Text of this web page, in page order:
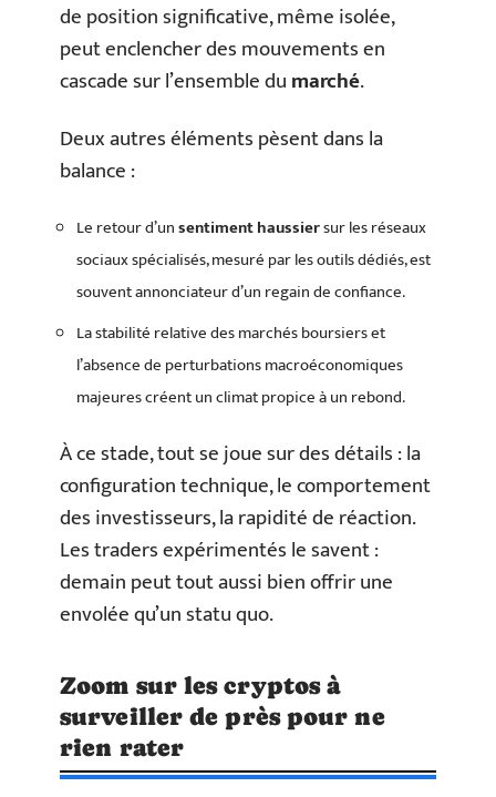
de position significative, même isolée,
peut enclencher des mouvements en
cascade sur l’ensemble dumarché.
Deux autres éléments pèsent dans la
balance :
Le retour d’unsentiment haussiersur les réseaux
sociaux spécialisés, mesuré par les outils dédiés, est
souvent annonciateur d’un regain de confiance.
La stabilité relative des marchés boursiers et
l’absence de perturbations macroéconomiques
majeures créent un climat propice à un rebond.
À ce stade, tout se joue sur des détails : la
configuration technique, le comportement
des investisseurs, la rapidité de réaction.
Les traders expérimentés le savent :
demain peut tout aussi bien offrir une
envolée qu’un statu quo.
Zoom sur les cryptos à
surveiller de près pour ne
rien rater